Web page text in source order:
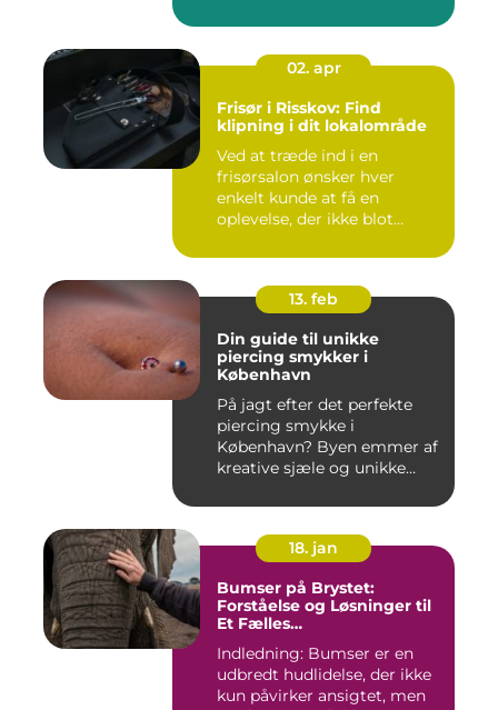
02. apr
Frisør i Risskov: Find
klipning i dit lokalområde
Ved at træde ind i en
frisørsalon ønsker hver
enkelt kunde at få en
oplevelse, der ikke blot
13. feb
Din guide til unikke
piercing smykker i
København
På jagt efter det perfekte
piercing smykke i
København? Byen emmer af
kreative sjæle og unikke
18. jan
Bumser på Brystet:
Forståelse og Løsninger til
Et Fælles
Indledning: Bumser er en
udbredt hudlidelse, der ikke
kun påvirker ansigtet, men